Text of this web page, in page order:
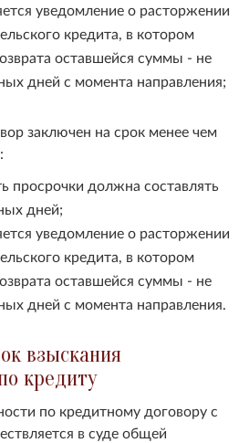
уведомление о расторжении
кредита, в котором
оставшейся суммы - не
дней с момента направления;
заключен на срок менее чем
просрочки должна составлять
дней;
уведомление о расторжении
кредита, в котором
оставшейся суммы - не
дней с момента направления.
взыскания
кредиту
по кредитному договору с
в суде общей